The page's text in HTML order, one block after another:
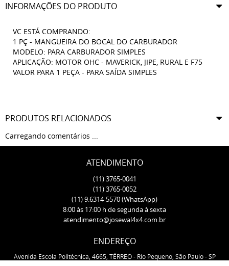
INFORMAÇÕES DO PRODUTO
VC ESTÁ COMPRANDO:
1 PÇ - MANGUEIRA DO BOCAL DO CARBURADOR
MODELO: PARA CARBURADOR SIMPLES
APLICAÇÃO: MOTOR OHC - MAVERICK, JIPE, RURAL E F75
VALOR PARA 1 PEÇA - PARA SAÍDA SIMPLES
PRODUTOS RELACIONADOS
Carregando comentários ...
ATENDIMENTO
(11)3765-0041
(11)3765-0052
(11)9.6314-5570(WhatsApp)
8:00 às 17:00 h de segunda à sexta
atendimento@josewal4x4.com.br
ENDEREÇO
Avenida Escola Politécnica, 4665, TÉRREO- Rio Pequeno, São Paulo-SP